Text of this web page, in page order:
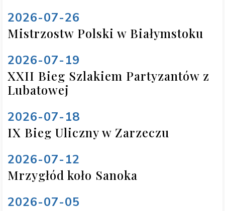
2026-07-26
Mistrzostw Polski w Białymstoku
2026-07-19
XXII Bieg Szlakiem Partyzantów z
Lubatowej
2026-07-18
IX Bieg Uliczny w Zarzeczu
2026-07-12
Mrzygłód koło Sanoka
2026-07-05